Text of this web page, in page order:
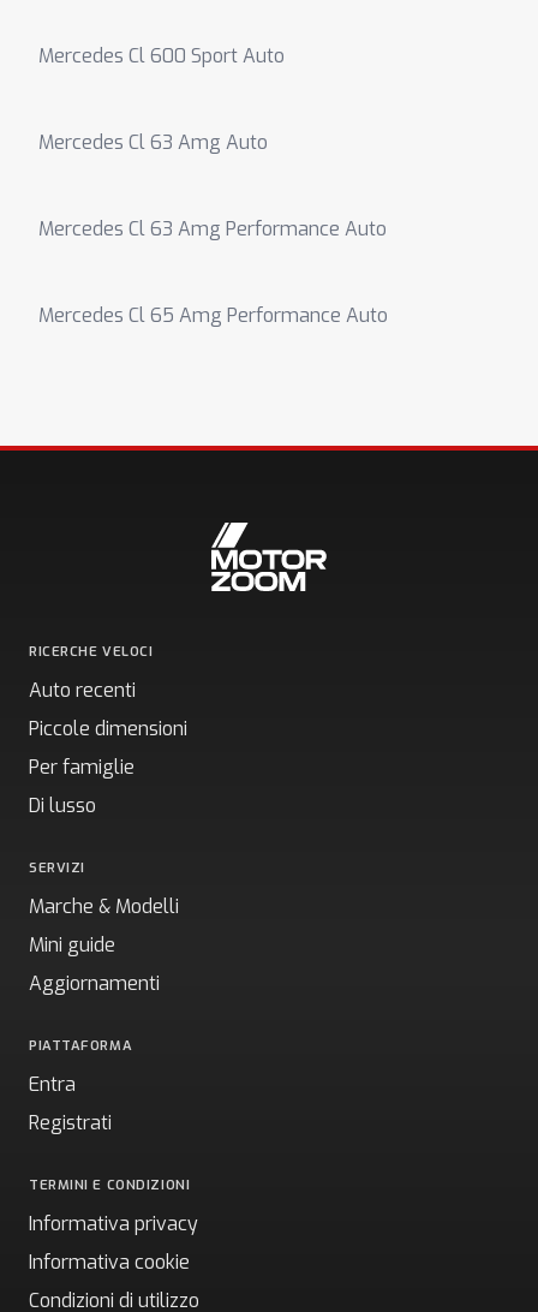
Mercedes Cl 600 Sport Auto
Mercedes Cl 63 Amg Auto
Mercedes Cl 63 Amg Performance Auto
Mercedes Cl 65 Amg Performance Auto
RICERCHE VELOCI
Auto recenti
Piccole dimensioni
Per famiglie
Di lusso
SERVIZI
Marche & Modelli
Mini guide
Aggiornamenti
PIATTAFORMA
Entra
Registrati
TERMINI E CONDIZIONI
Informativa privacy
Informativa cookie
Condizioni di utilizzo